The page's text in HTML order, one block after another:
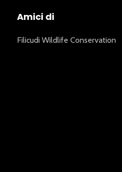
Amici di
Filicudi Wildlife Conservation